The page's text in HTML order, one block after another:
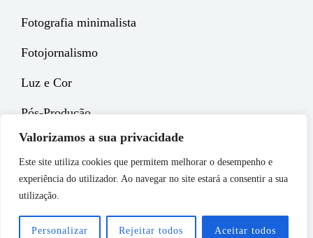
Valorizamos a sua privacidade
Este site utiliza cookies que permitem melhorar o desempenho e
experiência do utilizador. Ao navegar no site estará a consentir a sua
utilização.
Personalizar Rejeitar todos Aceitar todos
Fotografia minimalista
Fotojornalismo
Luz e Cor
Pós-Produção
Copyright © 2026EPGE Magazine. All Rights Reserved.
Política de Privacidade